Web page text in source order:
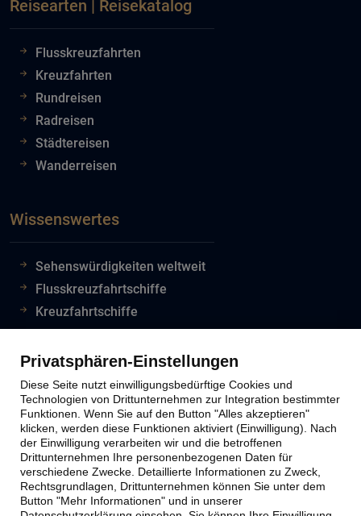
Reisearten | Reisekatalog
Flusskreuzfahrten
Kreuzfahrten
Rundreisen
Radreisen
Städtereisen
Wanderreisen
Wissenswertes
Sehenswürdigkeiten weltweit
Flusskreuzfahrtschiffe
Kreuzfahrtschiffe
Reiseinfos Auswertiges Amt
Lion Tours Reise Blog
Lion Tours Kontakt
Kontaktinfos
Unternehmen
Privatsphären-Einstellungen
Diese Seite nutzt einwilligungsbedürftige Cookies und
Technologien von Drittunternehmen zur Integration bestimmter
Funktionen. Wenn Sie auf den Button "Alles akzeptieren"
klicken, werden diese Funktionen aktiviert (Einwilligung). Nach
der Einwilligung verarbeiten wir und die betroffenen
Drittunternehmen Ihre personenbezogenen Daten für
verschiedene Zwecke. Detaillierte Informationen zu Zweck,
Rechtsgrundlagen, Drittunternehmen können Sie unter dem
Button "Mehr Informationen" und in unserer